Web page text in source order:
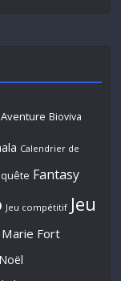
Aventure Bioviva
Calendrier de
Fantasy
Jeu compétitif Jeu
Marie Fort
Noël